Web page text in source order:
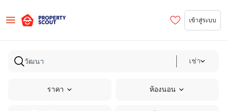
เข้าสู่ระบบ
เช่า
ราคา ห้องนอน